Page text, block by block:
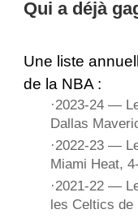
Qui a déjà
Une liste
de la NBA :
·2023-24 —
Dallas
·2022-23 —
Miami Heat,
·2021-22 —
les Celtics